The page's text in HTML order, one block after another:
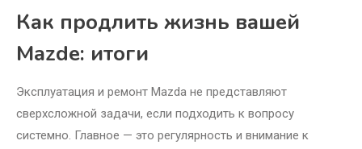
Как продлить жизнь вашей
Mazde: итоги
Эксплуатация и ремонт Mazda не представляют
сверхсложной задачи, если подходить к вопросу
системно. Главное — это регулярность и внимание к